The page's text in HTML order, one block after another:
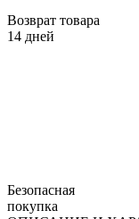
Возврат товара
14 дней
Безопасная
покупка